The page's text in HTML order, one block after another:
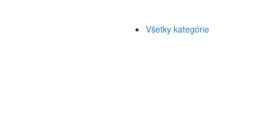
Všetky kategórie